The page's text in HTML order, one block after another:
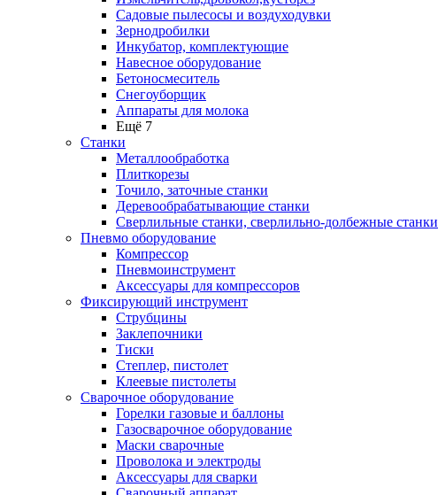
Садовые пылесосы и воздуходувки
Зернодробилки
Инкубатор, комплектующие
Навесное оборудование
Бетоносмеситель
Снегоуборщик
Аппараты для молока
Ещё 7
Станки
Металлообработка
Плиткорезы
Точило, заточные станки
Деревообрабатывающие станки
Сверлильные станки, сверлильно-долбежные станки
Пневмо оборудование
Компрессор
Пневмоинструмент
Аксессуары для компрессоров
Фиксирующий инструмент
Струбцины
Заклепочники
Тиски
Степлер, пистолет
Клеевые пистолеты
Сварочное оборудование
Горелки газовые и баллоны
Газосварочное оборудование
Маски сварочные
Проволока и электроды
Аксессуары для сварки